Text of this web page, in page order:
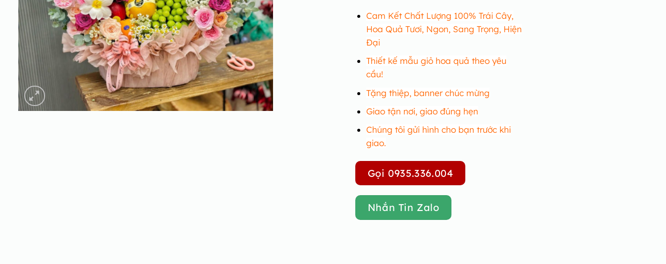
Cam Kết Chất Lượng 100% Trái Cây,
Hoa Quả Tươi, Ngon, Sang Trọng, Hiện
Đại
Thiết kế mẫu giỏ hoa quả theo yêu
cầu!
Tặng thiệp, banner chúc mừng
Giao tận nơi, giao đúng hẹn
Chúng tôi gửi hình cho bạn trước khi
giao.
Gọi 0935.336.004
Nhắn Tin Zalo